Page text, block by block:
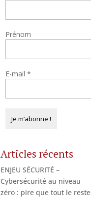
Prénom
E-mail*
Articles récents
ENJEU SÉCURITÉ –
Cybersécurité au niveau
zéro : pire que tout le reste